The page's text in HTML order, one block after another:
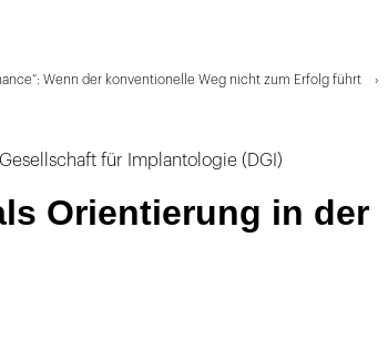
Wenn der konventionelle Weg nicht zum Erfolg führt
für Implantologie (DGI)
Orientierung in der